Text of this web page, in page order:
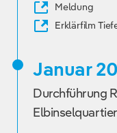
Meldung
Erklärfilm
Januar
Durchführung